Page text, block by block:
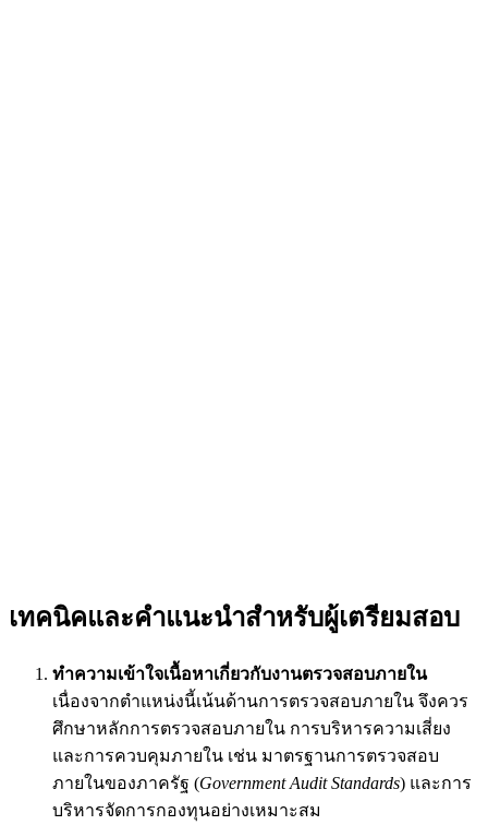
เทคนิคและคำแนะนำสำหรับผู้เตรียมสอบ
ทำความเข้าใจเนื้อหาเกี่ยวกับงานตรวจสอบภายใน
เนื่องจากตำแหน่งนี้เน้นด้านการตรวจสอบภายใน จึงควร
ศึกษาหลักการตรวจสอบภายใน การบริหารความเสี่ยง
และการควบคุมภายใน เช่น มาตรฐานการตรวจสอบ
ภายในของภาครัฐ (Government Audit Standards) และการ
บริหารจัดการกองทุนอย่างเหมาะสม